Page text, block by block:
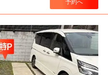
予約へ